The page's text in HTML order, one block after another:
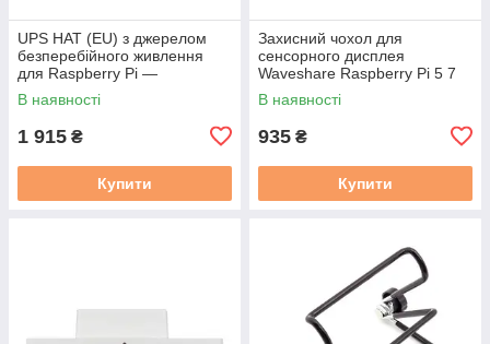
UPS HAT (EU) з джерелом
безперебійного живлення
для Raspberry Pi —
Waveshare 18306
В наявності
1 915 ₴
Купити
Захисний чохол для
сенсорного дисплея
Waveshare Raspberry Pi 5 7
дюймів
В наявності
935 ₴
Купити